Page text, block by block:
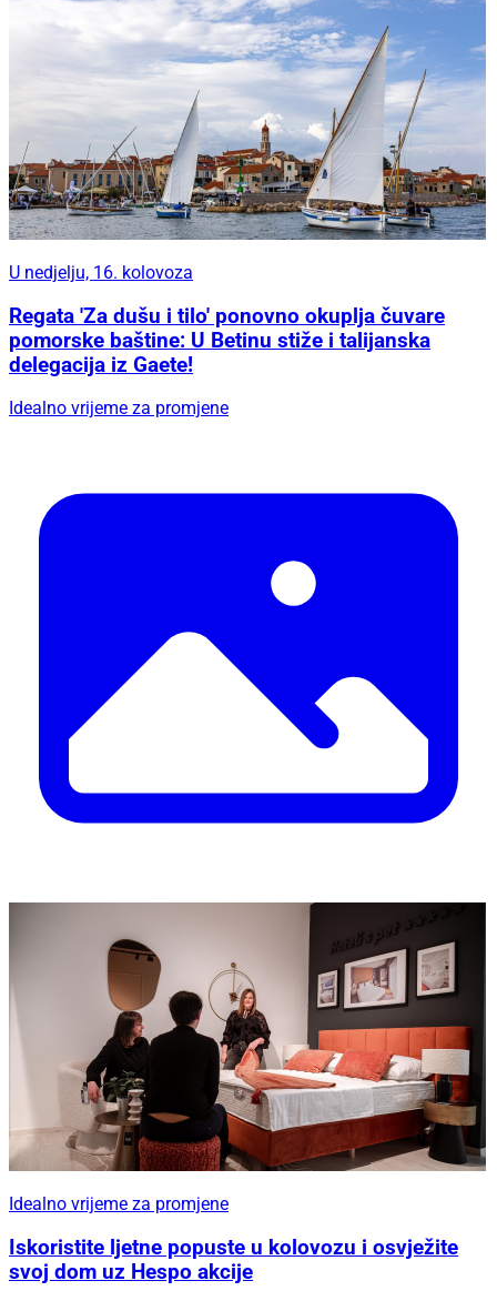
U nedjelju, 16. kolovoza
Regata 'Za dušu i tilo' ponovno okuplja čuvare
pomorske baštine: U Betinu stiže i talijanska
delegacija iz Gaete!
Idealno vrijeme za promjene
Idealno vrijeme za promjene
Iskoristite ljetne popuste u kolovozu i osvježite
svoj dom uz Hespo akcije